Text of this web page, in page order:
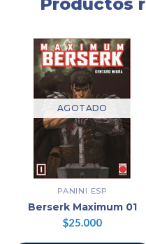
AGOTADO
PANINI ESP
Berserk Maximum 01
$25.000